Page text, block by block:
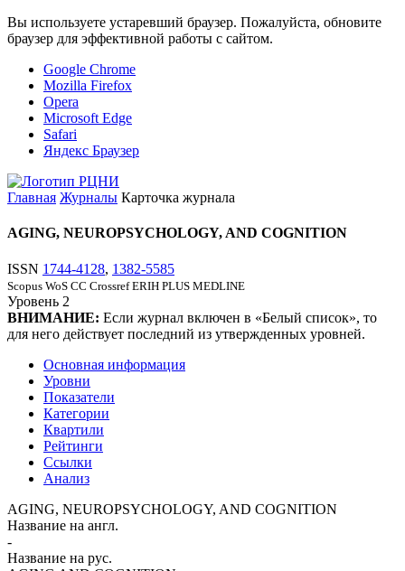
Вы используете устаревший браузер. Пожалуйста, обновите
браузер для эффективной работы с сайтом.
Google Chrome
Mozilla Firefox
Opera
Microsoft Edge
Safari
Яндекс Браузер
Главная Журналы Карточка журнала
AGING, NEUROPSYCHOLOGY, AND COGNITION
ISSN 1744-4128, 1382-5585
Scopus WoS CC Crossref ERIH PLUS MEDLINE
Уровень 2
ВНИМАНИЕ: Если журнал включен в «Белый список», то
для него действует последний из утвержденных уровней.
Основная информация
Уровни
Показатели
Категории
Квартили
Рейтинги
Ссылки
Анализ
AGING, NEUROPSYCHOLOGY, AND COGNITION
Название на англ.
-
Название на рус.